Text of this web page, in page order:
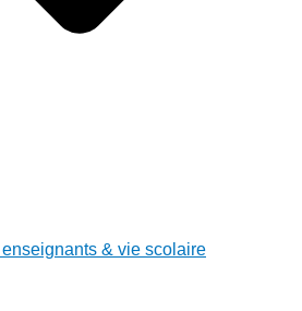
& vie scolaire